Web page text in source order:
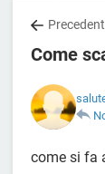
Come
come si fa